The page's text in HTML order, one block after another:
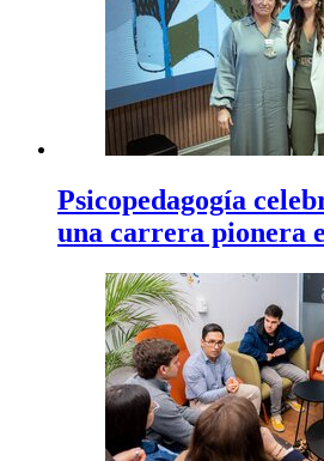
Psicopedagogía
una carrera pionera